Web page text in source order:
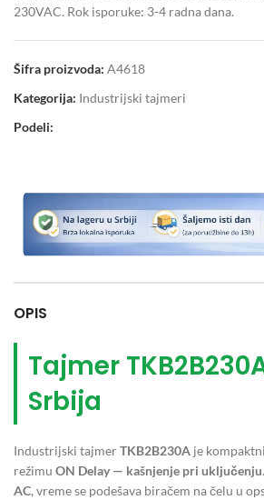
230VAC. Rok isporuke: 3-4 radna dana.
Šifra proizvoda: A4618
Kategorija: Industrijski tajmeri
Podeli:
OPIS
Tajmer
Srbija
Industrijski tajmerTKB2B230A je
režimu ON Delay — kašnjenje pri uključenju
AC, vreme se podešava biračem na čelu u